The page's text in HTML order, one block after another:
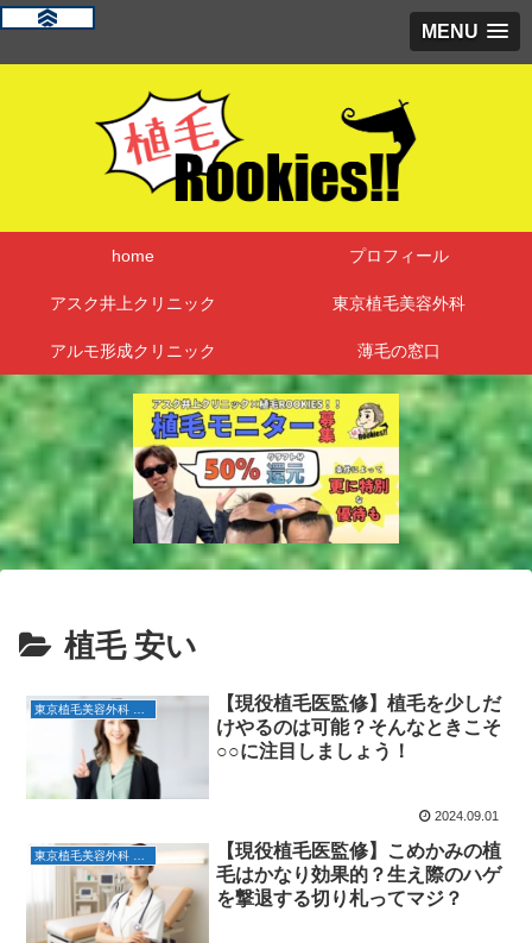
MENU
home プロフィール
アスク井上クリニック 東京植毛美容外科
アルモ形成クリニック 薄毛の窓口
植毛 安い
【現役植毛医監修】植毛を少しだ
けやるのは可能？そんなときこそ
○○に注目しましょう！
2024.09.01
東京植毛美容外科 費用
【現役植毛医監修】こめかみの植
毛はかなり効果的？生え際のハゲ
を撃退する切り札ってマジ？